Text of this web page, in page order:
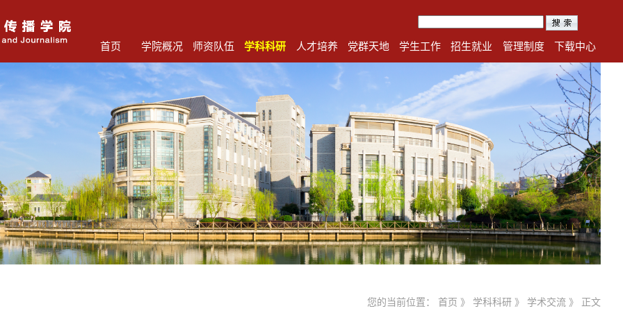
首页 学院概况 师资队伍 学科科研 人才培养 党群天地 学生工作 招生就业 管理制度 下载中心
您的当前位置： 首页 》 学科科研 》 学术交流 》 正文